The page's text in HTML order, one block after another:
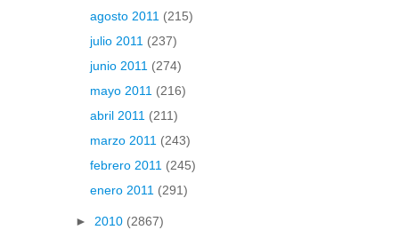
agosto 2011 (215)
julio 2011 (237)
junio 2011 (274)
mayo 2011 (216)
abril 2011 (211)
marzo 2011 (243)
febrero 2011 (245)
enero 2011 (291)
► 2010 (2867)